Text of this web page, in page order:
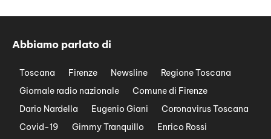
Abbiamo parlato di
Toscana Firenze Newsline
Regione Toscana
Giornale radio nazionale
Comune di Firenze
Dario Nardella
Eugenio Giani
Coronavirus Toscana
Covid-19
Gimmy Tranquillo
Enrico Rossi